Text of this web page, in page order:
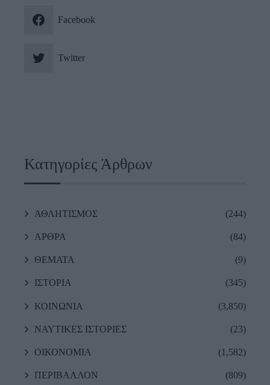
Facebook
Twitter
Κατηγορίες Άρθρων
ΑΘΛΗΤΙΣΜΟΣ (244)
ΑΡΘΡΑ (84)
ΘΕΜΑΤΑ (9)
ΙΣΤΟΡΙΑ (345)
ΚΟΙΝΩΝΙΑ (3,850)
ΝΑΥΤΙΚΕΣ ΙΣΤΟΡΙΕΣ (23)
ΟΙΚΟΝΟΜΙΑ (1,582)
ΠΕΡΙΒΑΛΛΟΝ (809)